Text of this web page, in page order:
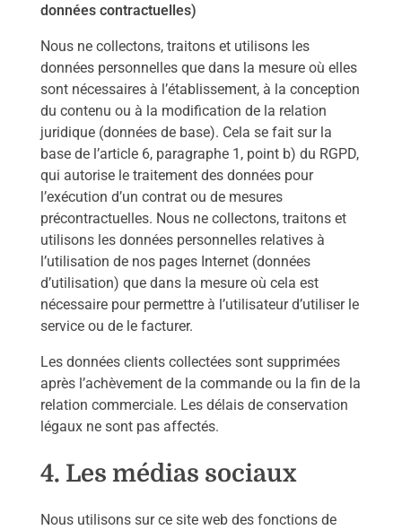
données contractuelles)
Nous ne collectons, traitons et utilisons les
données personnelles que dans la mesure où elles
sont nécessaires à l’établissement, à la conception
du contenu ou à la modification de la relation
juridique (données de base). Cela se fait sur la
base de l’article 6, paragraphe 1, point b) du RGPD,
qui autorise le traitement des données pour
l’exécution d’un contrat ou de mesures
précontractuelles. Nous ne collectons, traitons et
utilisons les données personnelles relatives à
l’utilisation de nos pages Internet (données
d’utilisation) que dans la mesure où cela est
nécessaire pour permettre à l’utilisateur d’utiliser le
service ou de le facturer.
Les données clients collectées sont supprimées
après l’achèvement de la commande ou la fin de la
relation commerciale. Les délais de conservation
légaux ne sont pas affectés.
4. Les médias sociaux
Nous utilisons sur ce site web des fonctions de